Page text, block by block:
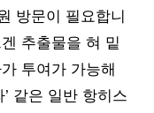
방문이 필요합니
추출물을 혀 밑
투여가 가능해
같은 일반 항히스